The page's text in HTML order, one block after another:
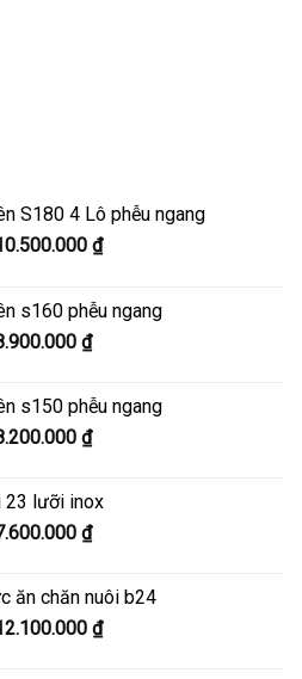
S180 4 Lô phễu ngang
₫Khoảng
8.500.000 ₫
s160 phễu ngang
₫Khoảng
từ
6.900.000 ₫
đến
s150 phễu ngang
₫Khoảng
6.300.000 ₫
đến
23 lưỡi inox
₫Khoảng
5.900.000 ₫
đến
ăn chăn nuôi b24
₫Khoảng